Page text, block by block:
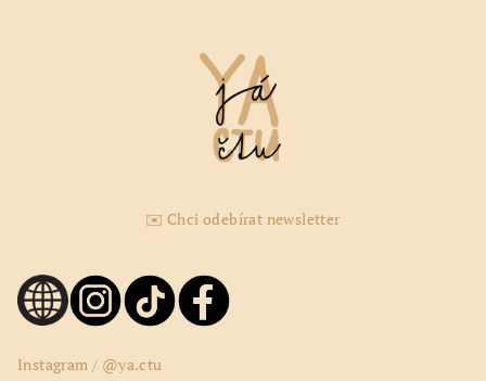
✉️ Chci odebírat newsletter
Instagram / @ya.ctu